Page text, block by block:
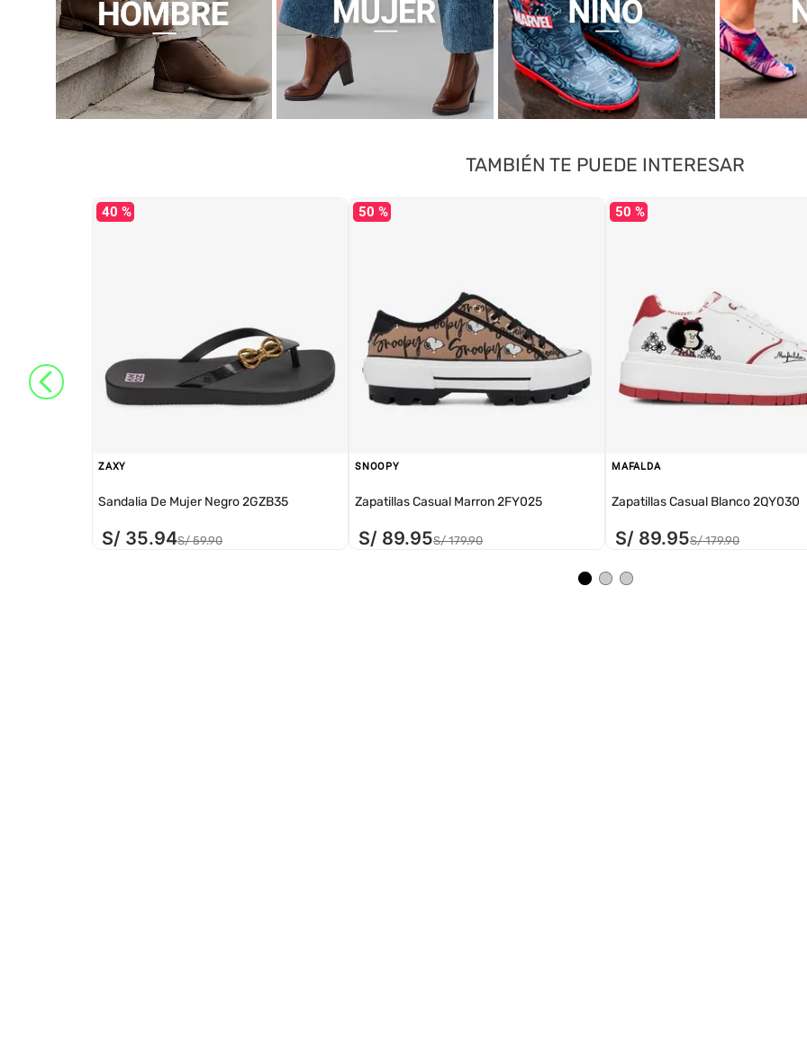
TAMBIÉN TE PUEDE INTERESAR
40 %
ZAXY
Sandalia De Mujer Negro 2GZB35
S/ 35.94S/ 59.90
50 %
SNOOPY
Zapatillas Casual Marron 2FY025
S/ 89.95S/ 179.90
50 %
MAFALDA
Zapatillas Casual Blanco 2QY030
S/ 89.95S/ 179.90